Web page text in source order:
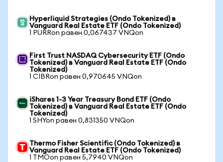
Hyperliquid Strategies (Ondo Tokenized) в
Vanguard Real Estate ETF (Ondo Tokenized)
1 PURRon равен 0,067437 VNQon
First Trust NASDAQ Cybersecurity ETF (Ondo
Tokenized) в Vanguard Real Estate ETF (Ondo
Tokenized)
1 CIBRon равен 0,970645 VNQon
iShares 1-3 Year Treasury Bond ETF (Ondo
Tokenized) в Vanguard Real Estate ETF (Ondo
Tokenized)
1 SHYon равен 0,831350 VNQon
Thermo Fisher Scientific (Ondo Tokenized) в
Vanguard Real Estate ETF (Ondo Tokenized)
1 TMOon равен 5,7940 VNQon